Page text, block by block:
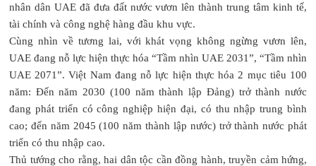
nhân dân UAE đã đưa đất nước vươn lên thành trung tâm kinh tế,
tài chính và công nghệ hàng đầu khu vực.
Cùng nhìn về tương lai, với khát vọng không ngừng vươn lên,
UAE đang nỗ lực hiện thực hóa “Tầm nhìn UAE 2031”, “Tầm nhìn
UAE 2071”. Việt Nam đang nỗ lực hiện thực hóa 2 mục tiêu 100
năm: Đến năm 2030 (100 năm thành lập Đảng) trở thành nước
đang phát triển có công nghiệp hiện đại, có thu nhập trung bình
cao; đến năm 2045 (100 năm thành lập nước) trở thành nước phát
triển có thu nhập cao.
Thủ tướng cho rằng, hai dân tộc cần đồng hành, truyền cảm hứng,